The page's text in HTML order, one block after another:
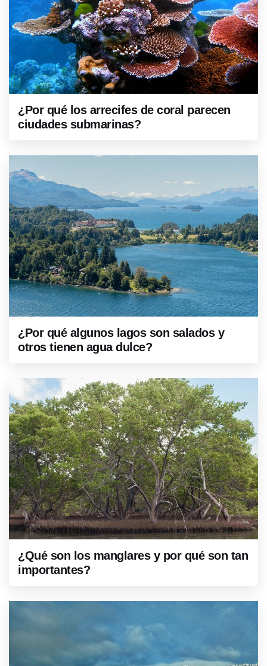
¿Por qué los arrecifes de coral parecen
ciudades submarinas?
¿Por qué algunos lagos son salados y
otros tienen agua dulce?
¿Qué son los manglares y por qué son tan
importantes?